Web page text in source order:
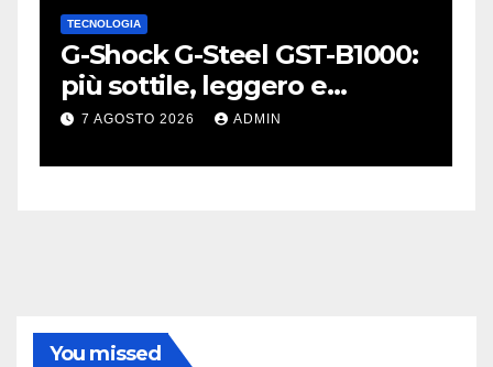
TECNOLOGIA
G-Shock G-Steel GST-B1000:
più sottile, leggero e
connesso
7 AGOSTO 2026 ADMIN
You missed